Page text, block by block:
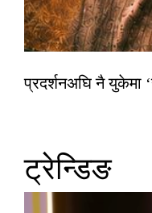
प्रदर्शनअघि नै युकेमा
ट्रेन्डिङ